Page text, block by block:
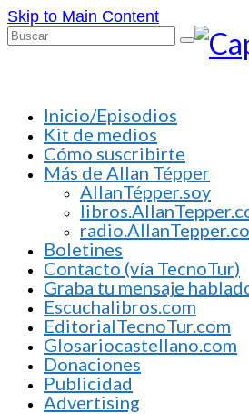
Skip to Main Content
Buscar
Inicio/Episodios
Kit de medios
Cómo suscribirte
Más de Allan Tépper
AllanTépper.soy
Boletines
Contacto (vía TecnoTur)
Graba tu mensaje
Escuchalibros.com
EditorialTecnoTur.com
Glosariocastellano.com
Donaciones
Publicidad
Advertising